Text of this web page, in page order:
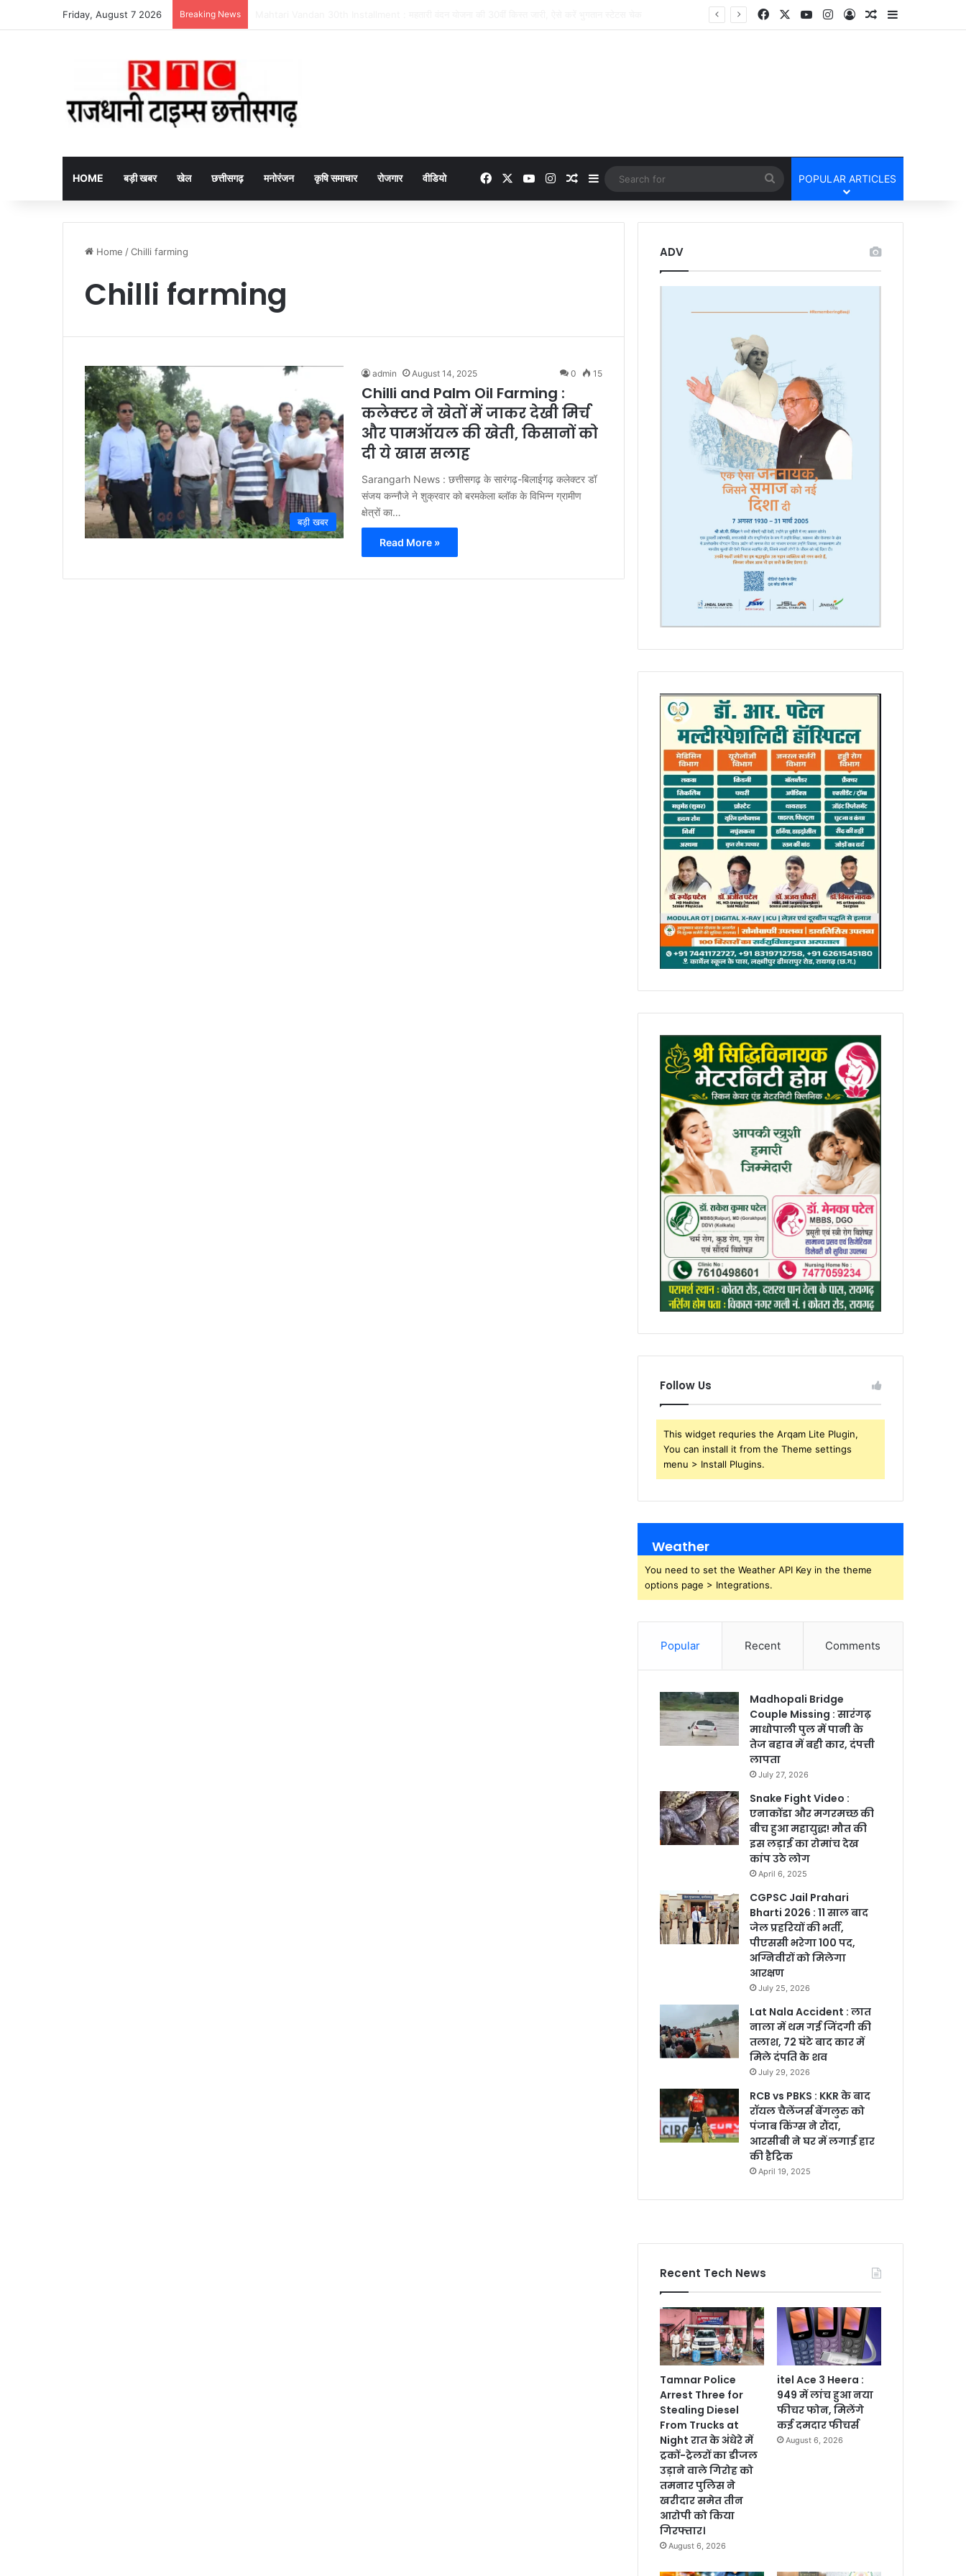
Friday, August 7 2026 Breaking News FacebookYouTubeInstagram
Log InRandom Article
Sidebar
HOME बड़ी खबर खेल छत्तीसगढ़ मनोरंजन कृषि समाचार रोजगार वीडियो FacebookYouTubeInstagramRandom Article
Sidebar
Search
for
POPULAR ARTICLES
Home /Chilli farming
Chilli farming
बड़ी खबर
admin August 14, 2025 0 15
Chilli and Palm Oil Farming :
कलेक्टर ने खेतों में जाकर देखी मिर्च
और पामऑयल की खेती, किसानों को
दी ये खास सलाह
Sarangarh News : छत्तीसगढ़ के सारंगढ़-बिलाईगढ़ कलेक्टर डॉ
संजय कन्नौजे ने शुक्रवार को बरमकेला ब्लॉक के विभिन्न ग्रामीण
क्षेत्रों का…
Read More »
ADV
Follow Us
This widget requries the Arqam Lite Plugin,
You can install it from the Theme settings
menu > Install Plugins.
Weather
You need to set the Weather API Key in the theme
options page > Integrations.
Popular Recent Comments
Madhopali Bridge
Couple Missing : सारंगढ़
माधोपाली पुल में पानी के
तेज बहाव में बही कार, दंपत्ती
लापता
July 27, 2026
Snake Fight Video :
एनाकोंडा और मगरमच्छ की
बीच हुआ महायुद्ध! मौत की
इस लड़ाई का रोमांच देख
कांप उठे लोग
April 6, 2025
CGPSC Jail Prahari
Bharti 2026 : 11 साल बाद
जेल प्रहरियों की भर्ती,
पीएससी भरेगा 100 पद,
अग्निवीरों को मिलेगा
आरक्षण
July 25, 2026
Lat Nala Accident : लात
नाला में थम गई जिंदगी की
तलाश, 72 घंटे बाद कार में
मिले दंपति के शव
July 29, 2026
RCB vs PBKS : KKR के बाद
रॉयल चैलेंजर्स बेंगलुरु को
पंजाब किंग्स ने रौंदा,
आरसीबी ने घर में लगाई हार
की हैट्रिक
April 19, 2025
Recent Tech News
Tamnar Police
Arrest Three for
Stealing Diesel
From Trucks at
Night रात के अंधेरे में
ट्रकों-ट्रेलरों का डीजल
उड़ाने वाले गिरोह को
तमनार पुलिस ने
खरीदार समेत तीन
आरोपी को किया
गिरफ्तार।
August 6, 2026
itel Ace 3 Heera :
949 में लांच हुआ नया
फीचर फोन, मिलेंगे
कई दमदार फीचर्स
August 6, 2026